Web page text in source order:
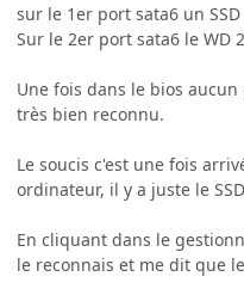
sur le 1er port sata6 un
Sur le 2er port sata6 le WD
Une fois dans le bios
très bien reconnu.
Le soucis c'est une fois
ordinateur, il y a juste le
En cliquant dans le
le reconnais et me dit que